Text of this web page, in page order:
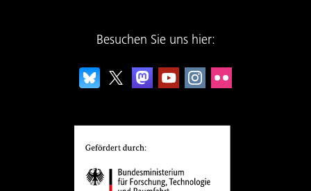
Besuchen Sie uns hier: